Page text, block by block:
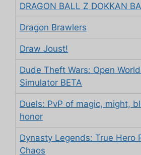
DRAGON BALL Z DOKKAN
Dragon Brawlers
Draw Joust!
Dude Theft Wars: Open
Simulator BETA
Duels: PvP of magic, might,
honor
Dynasty Legends: True Hero
Chaos